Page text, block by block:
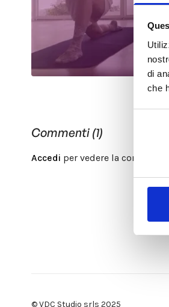
di
che
Commenti (1)
Accedi per vedere la
© VDC Studio srls 2025